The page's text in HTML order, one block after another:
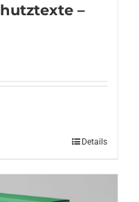
–
Details